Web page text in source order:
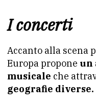
I concerti
Accanto alla scena
Europa propone un
musicale che
geografie diverse.